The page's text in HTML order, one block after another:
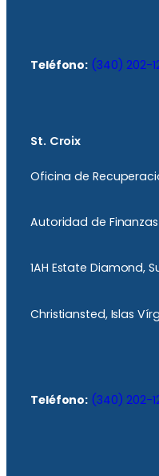
Teléfono: (340) 202-
St. Croix
Oficina de
Autoridad de
1AH Estate Diamond,
Christiansted, Islas
Teléfono: (340) 202-